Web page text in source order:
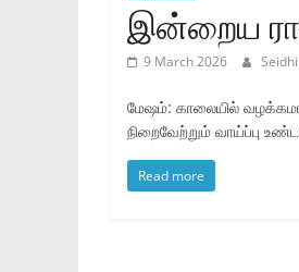
இன்றைய
9 March 2026
மேஷம்: காலையில்
நிறைவேற்றும் வாய்ப்பு
Read more